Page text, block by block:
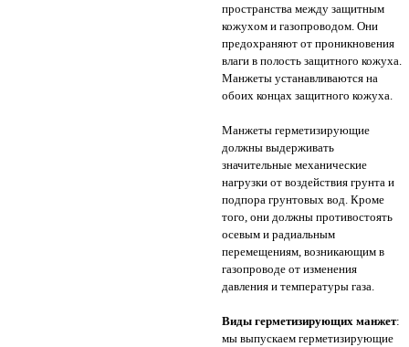
пространства между защитным
кожухом и газопроводом. Они
предохраняют от проникновения
влаги в полость защитного кожуха.
Манжеты устанавливаются на
обоих концах защитного кожуха.
Манжеты герметизирующие
должны выдерживать
значительные механические
нагрузки от воздействия грунта и
подпора грунтовых вод. Кроме
того, они должны противостоять
осевым и радиальным
перемещениям, возникающим в
газопроводе от изменения
давления и температуры газа.
Виды герметизирующих манжет:
мы выпускаем герметизирующие